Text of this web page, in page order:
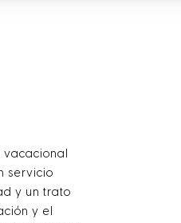
servicio
y un trato
y el